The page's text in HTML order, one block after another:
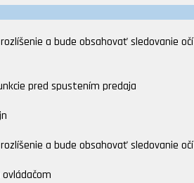
a bude obsahovať sledovanie očí
pred spustením predaja
a bude obsahovať sledovanie očí